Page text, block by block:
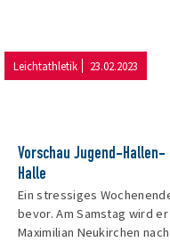
Leichtathletik 23.02.2023
Vorschau Jugend-
Halle
Ein stressiges
bevor. Am Samstag wird
Maximilian Neukirchen